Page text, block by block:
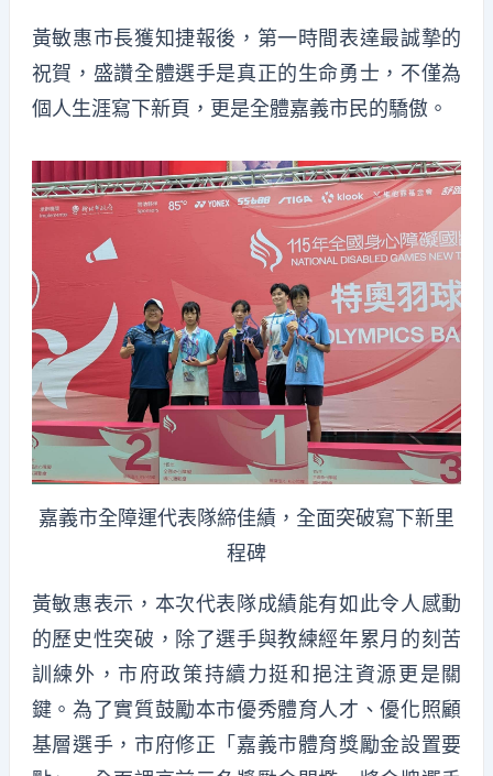
黃敏惠市長獲知捷報後，第一時間表達最誠摯的
祝賀，盛讚全體選手是真正的生命勇士，不僅為
個人生涯寫下新頁，更是全體嘉義市民的驕傲。
嘉義市全障運代表隊締佳績，全面突破寫下新里
程碑
黃敏惠表示，本次代表隊成績能有如此令人感動
的歷史性突破，除了選手與教練經年累月的刻苦
訓練外，市府政策持續力挺和挹注資源更是關
鍵。為了實質鼓勵本市優秀體育人才、優化照顧
基層選手，市府修正「嘉義市體育獎勵金設置要